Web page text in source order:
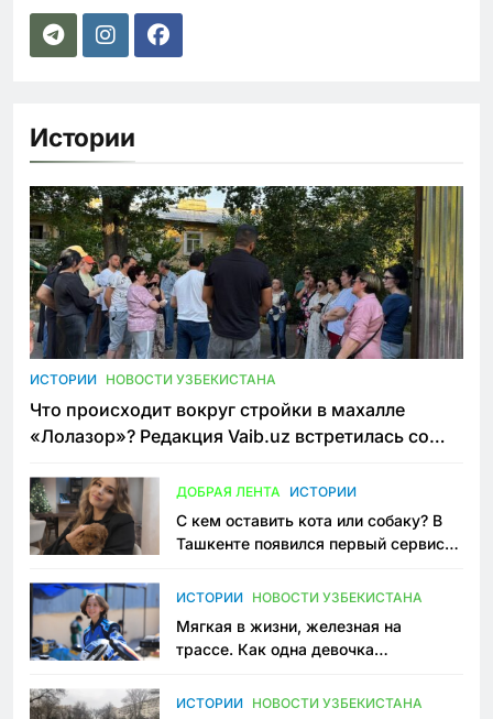
Истории
ИСТОРИИ НОВОСТИ УЗБЕКИСТАНА
Что происходит вокруг стройки в махалле
«Лолазор»? Редакция Vaib.uz встретилась со
ДОБРАЯ ЛЕНТА ИСТОРИИ
С кем оставить кота или собаку? В
Ташкенте появился первый сервис
ИСТОРИИ НОВОСТИ УЗБЕКИСТАНА
Мягкая в жизни, железная на
трассе. Как одна девочка
Узбекистане
ИСТОРИИ НОВОСТИ УЗБЕКИСТАНА